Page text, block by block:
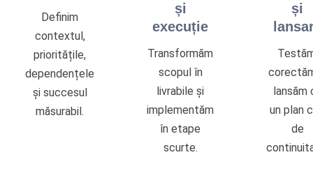
Definim
contextul,
prioritățile,
dependențele
și succesul
măsurabil.
și
execuție
Transformăm
scopul în
livrabile și
implementăm
în etape
scurte.
și
lansăm
un plan
de